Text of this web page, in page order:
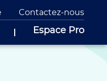
Espace Pro
Contactez-nous